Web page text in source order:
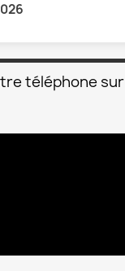
téléphone sur